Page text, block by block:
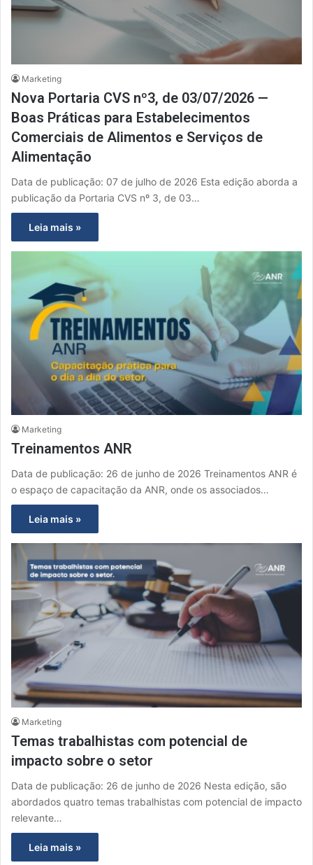
Marketing
Nova Portaria CVS nº3, de 03/07/2026 —
Boas Práticas para Estabelecimentos
Comerciais de Alimentos e Serviços de
Alimentação
Data de publicação: 07 de julho de 2026 Esta edição aborda a
publicação da Portaria CVS nº 3, de 03…
Leia mais »
Marketing
Treinamentos ANR
Data de publicação: 26 de junho de 2026 Treinamentos ANR é
o espaço de capacitação da ANR, onde os associados…
Leia mais »
Marketing
Temas trabalhistas com potencial de
impacto sobre o setor
Data de publicação: 26 de junho de 2026 Nesta edição, são
abordados quatro temas trabalhistas com potencial de impacto
relevante…
Leia mais »